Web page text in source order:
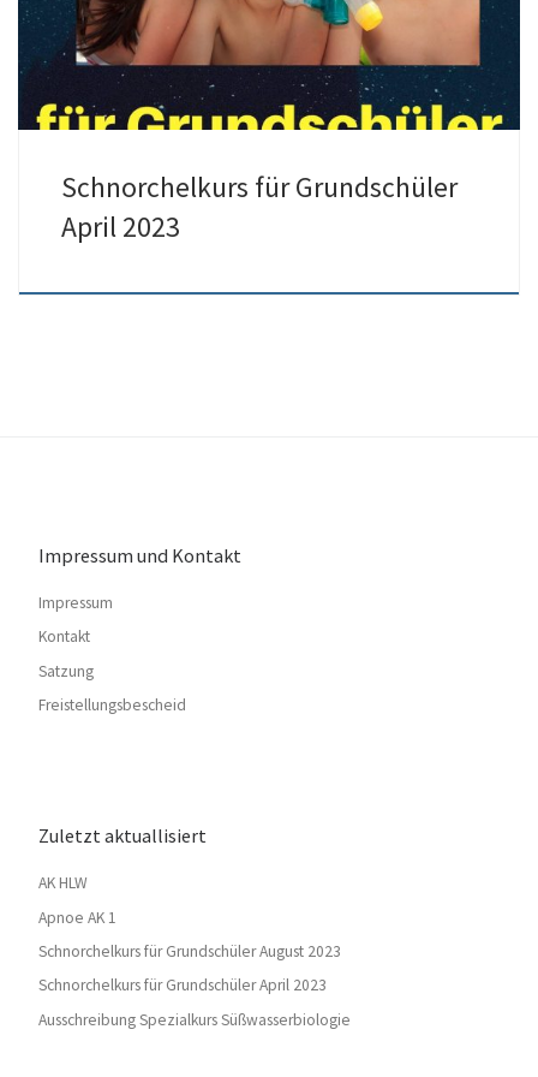
Schnorchelkurs für Grundschüler
April 2023
Impressum und Kontakt
Impressum
Kontakt
Satzung
Freistellungsbescheid
Zuletzt aktuallisiert
AK HLW
Apnoe AK 1
Schnorchelkurs für Grundschüler August 2023
Schnorchelkurs für Grundschüler April 2023
Ausschreibung Spezialkurs Süßwasserbiologie